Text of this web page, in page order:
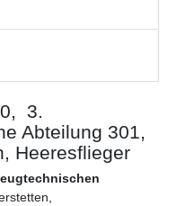
3.
Abteilung 301,
Heeresflieger